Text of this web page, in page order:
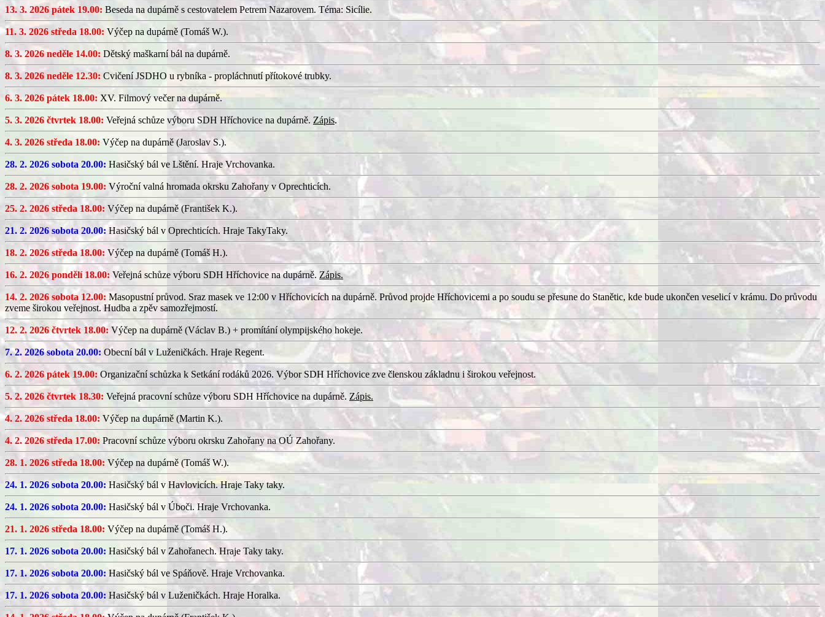
13. 3. 2026 pátek 19.00: Beseda na dupárně s cestovatelem Petrem Nazarovem. Téma: Sicílie.
11. 3. 2026 středa 18.00: Výčep na dupárně (Tomáš W.).
8. 3. 2026 neděle 14.00: Dětský maškarní bál na dupárně.
8. 3. 2026 neděle 12.30: Cvičení JSDHO u rybníka - propláchnutí přítokové trubky.
6. 3. 2026 pátek 18.00: XV. Filmový večer na dupárně.
5. 3. 2026 čtvrtek 18.00: Veřejná schůze výboru SDH Hříchovice na dupárně. Zápis.
4. 3. 2026 středa 18.00: Výčep na dupárně (Jaroslav S.).
28. 2. 2026 sobota 20.00: Hasičský bál ve Lštění. Hraje Vrchovanka.
28. 2. 2026 sobota 19.00: Výroční valná hromada okrsku Zahořany v Oprechticích.
25. 2. 2026 středa 18.00: Výčep na dupárně (František K.).
21. 2. 2026 sobota 20.00: Hasičský bál v Oprechticích. Hraje TakyTaky.
18. 2. 2026 středa 18.00: Výčep na dupárně (Tomáš H.).
16. 2. 2026 pondělí 18.00: Veřejná schůze výboru SDH Hříchovice na dupárně. Zápis.
14. 2. 2026 sobota 12.00: Masopustní průvod. Sraz masek ve 12:00 v Hříchovicích na dupárně. Průvod projde Hříchovicemi a po soudu se přesune do Stanětic, kde bude ukončen veselicí v krámu. Do průvodu
zveme širokou veřejnost. Hudba a zpěv samozřejmostí.
12. 2. 2026 čtvrtek 18.00: Výčep na dupárně (Václav B.) + promítání olympijského hokeje.
7. 2. 2026 sobota 20.00: Obecní bál v Luženičkách. Hraje Regent.
6. 2. 2026 pátek 19.00: Organizační schůzka k Setkání rodáků 2026. Výbor SDH Hříchovice zve členskou základnu i širokou veřejnost.
5. 2. 2026 čtvrtek 18.30: Veřejná pracovní schůze výboru SDH Hříchovice na dupárně. Zápis.
4. 2. 2026 středa 18.00: Výčep na dupárně (Martin K.).
4. 2. 2026 středa 17.00: Pracovní schůze výboru okrsku Zahořany na OÚ Zahořany.
28. 1. 2026 středa 18.00: Výčep na dupárně (Tomáš W.).
24. 1. 2026 sobota 20.00: Hasičský bál v Havlovicích. Hraje Taky taky.
24. 1. 2026 sobota 20.00: Hasičský bál v Úboči. Hraje Vrchovanka.
21. 1. 2026 středa 18.00: Výčep na dupárně (Tomáš H.).
17. 1. 2026 sobota 20.00: Hasičský bál v Zahořanech. Hraje Taky taky.
17. 1. 2026 sobota 20.00: Hasičský bál ve Spáňově. Hraje Vrchovanka.
17. 1. 2026 sobota 20.00: Hasičský bál v Luženičkách. Hraje Horalka.